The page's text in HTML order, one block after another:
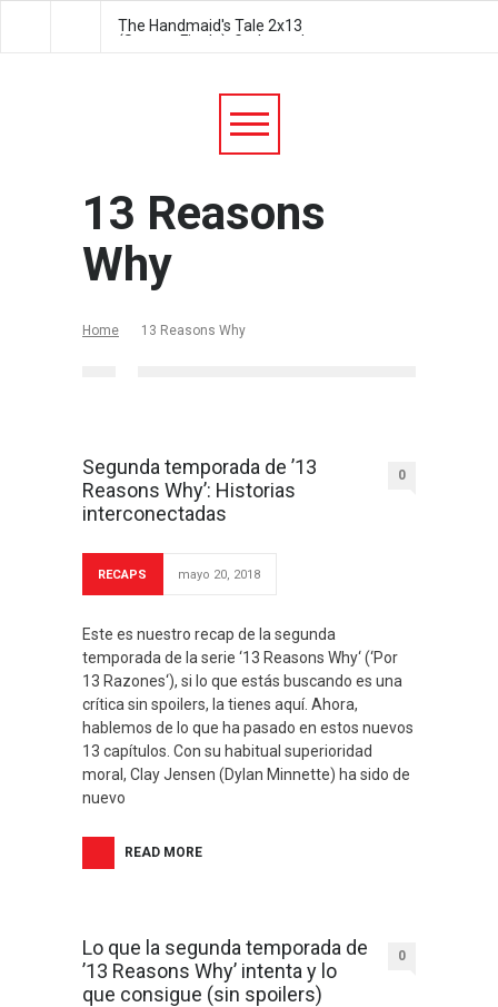
The Handmaid's Tale 2x13
(Season Finale): Godspeed
13 Reasons
Why
Home 13 Reasons Why
Segunda temporada de ’13
Reasons Why’: Historias
interconectadas
0
RECAPS mayo 20, 2018
Este es nuestro recap de la segunda
temporada de la serie ‘13 Reasons Why‘ (‘Por
13 Razones‘), si lo que estás buscando es una
crítica sin spoilers, la tienes aquí. Ahora,
hablemos de lo que ha pasado en estos nuevos
13 capítulos. Con su habitual superioridad
moral, Clay Jensen (Dylan Minnette) ha sido de
nuevo
READ MORE
Lo que la segunda temporada de
’13 Reasons Why’ intenta y lo
que consigue (sin spoilers)
0